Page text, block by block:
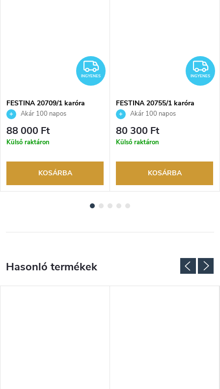
INGYENES
INGYENES
FESTINA 20709/1 karóra
Akár 100 napos
visszaküldési lehetőség. Hivatalos
márkakereskedő.
88 000 Ft
Külső raktáron
KOSÁRBA
INGYENES
FESTINA 20755/1 karóra
Akár 100 napos
visszaküldési lehetőség. Hivatalos
márkakereskedő.
80 300 Ft
Külső raktáron
KOSÁRBA